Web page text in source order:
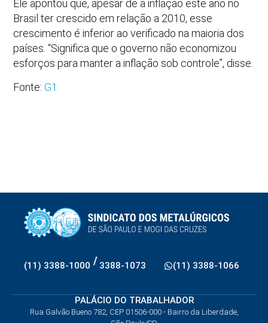
Ele apontou que, apesar de a inflação este ano no
Brasil ter crescido em relação a 2010, esse
crescimento é inferior ao verificado na maioria dos
países. “Significa que o governo não economizou
esforços para manter a inflação sob controle”, disse.
Fonte:G1
(11) 3388-1000 / 3388-1073 (11) 3388-1066
PALÁCIO DO TRABALHADOR
Rua Galvão Bueno 782, CEP 01506-000 - Bairro da Liberdade,